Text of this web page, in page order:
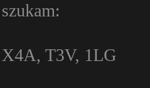
szukam:
X4A, T3V, 1LG